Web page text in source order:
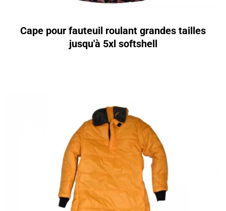
Cape pour fauteuil roulant grandes tailles
jusqu'à 5xl softshell